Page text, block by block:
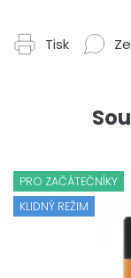
Tisk
PRO ZAČÁTEČNÍKY
KLIDNÝ REŽIM